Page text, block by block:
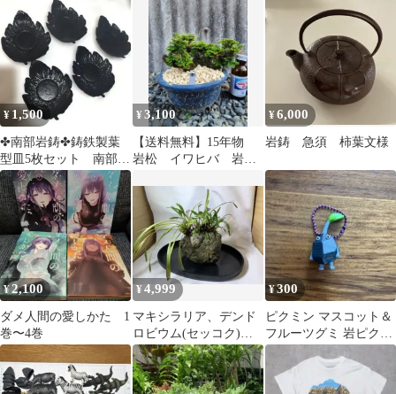
鉢仕立て
草グランドカバー
¥ 1,500
✤南部岩鋳✤鋳鉄製葉
型皿5枚セット 南部鉄
器 重量有ります
¥3,100
【送料無料】15年物
岩松 イワヒバ 岩ヒ
植物 581
¥6,000
岩鋳 急須 柿葉文様
¥2,100
ダメ人間の愛しかた 1
巻〜4巻
¥4,999
マキシラリア、デンド
ロビウム(セッコク)、
岩オモダカ、オリヅル
ラン、マメヅタ
¥300
ピクミン マスコット＆
フルーツグミ 岩ピクミ
ン キーホルダー